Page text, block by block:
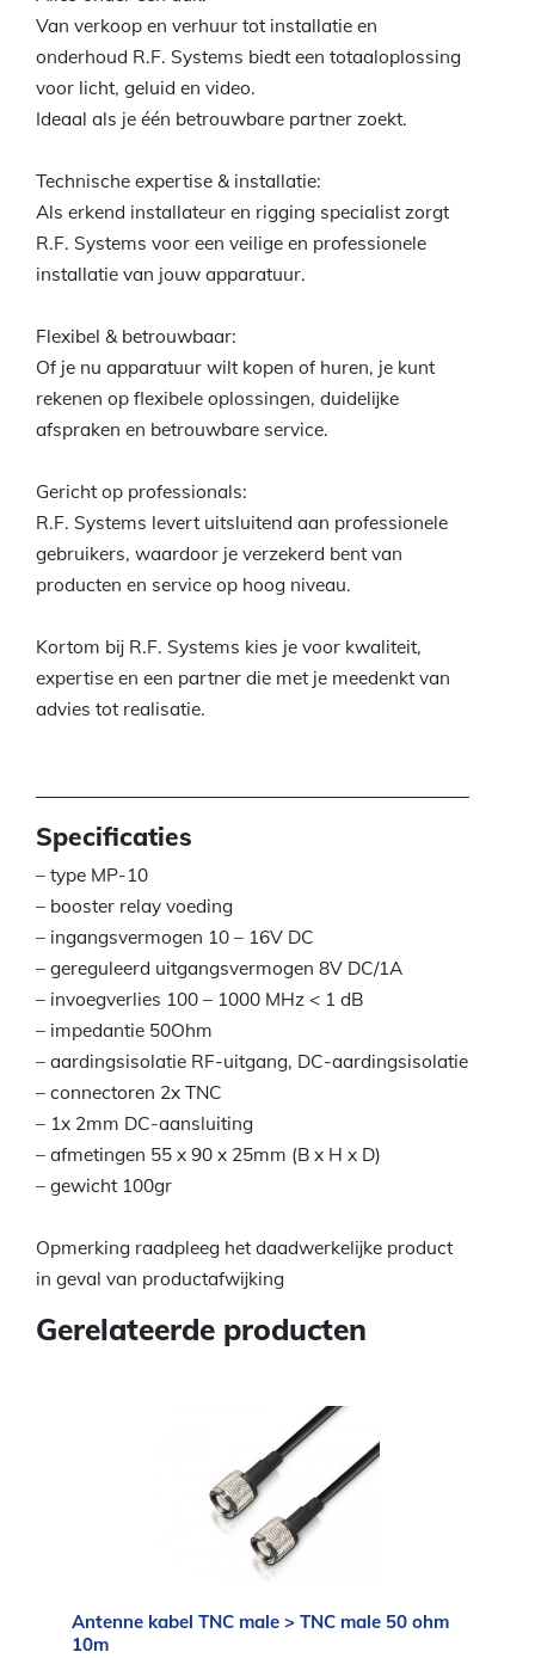
Van verkoop en verhuur tot installatie en
onderhoud R.F. Systems biedt een totaaloplossing
voor licht, geluid en video.
Ideaal als je één betrouwbare partner zoekt.
Technische expertise & installatie:
Als erkend installateur en rigging specialist zorgt
R.F. Systems voor een veilige en professionele
installatie van jouw apparatuur.
Flexibel & betrouwbaar:
Of je nu apparatuur wilt kopen of huren, je kunt
rekenen op flexibele oplossingen, duidelijke
afspraken en betrouwbare service.
Gericht op professionals:
R.F. Systems levert uitsluitend aan professionele
gebruikers, waardoor je verzekerd bent van
producten en service op hoog niveau.
Kortom bij R.F. Systems kies je voor kwaliteit,
expertise en een partner die met je meedenkt van
advies tot realisatie.
Specificaties
– type MP-10
– booster relay voeding
– ingangsvermogen 10 – 16V DC
– gereguleerd uitgangsvermogen 8V DC/1A
– invoegverlies 100 – 1000 MHz < 1 dB
– impedantie 50Ohm
– aardingsisolatie RF-uitgang, DC-aardingsisolatie
– connectoren 2x TNC
– 1x 2mm DC-aansluiting
– afmetingen 55 x 90 x 25mm (B x H x D)
– gewicht 100gr
Opmerking raadpleeg het daadwerkelijke product
in geval van productafwijking
Gerelateerde producten
Antenne kabel TNC male > TNC male 50 ohm
10m